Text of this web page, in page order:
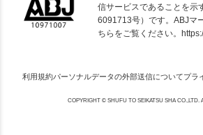
信サービスであることを示
6091713号）です。ABJマ
ちらをご覧ください。
利用規約パーソナルデータの外部送信についてプラ
COPYRIGHT © SHUFU TO SEIKATSU SHA CO.,LTD.